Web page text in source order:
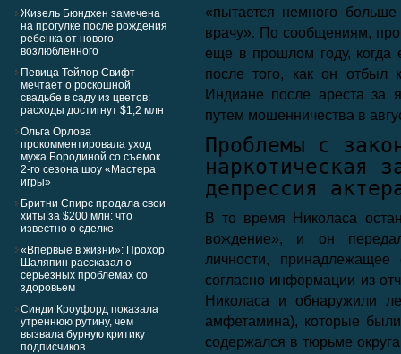
Жизель Бюндхен замечена
на прогулке после рождения
ребенка от нового
возлюбленного
Певица Тейлор Свифт
мечтает о роскошной
свадьбе в саду из цветов:
расходы достигнут $1,2 млн
Ольга Орлова
прокомментировала уход
мужа Бородиной со съемок
2-го сезона шоу «Мастера
игры»
Бритни Спирс продала свои
хиты за $200 млн: что
известно о сделке
«Впервые в жизни»: Прохор
Шаляпин рассказал о
серьезных проблемах со
здоровьем
Синди Кроуфорд показала
утреннюю рутину, чем
вызвала бурную критику
подписчиков
«пытается немного
врачу». По сообщениям,
еще в прошлом году, когда
после того, как он отбыл
Индиане после ареста за
путем мошенничества в
Проблемы с
наркотическая
депрессия
В то время Николаса
вождение», и он
личности, принадлежащее
согласно информации из
Николаса и обнаружили
амфетамина), которые
содержался в тюрьме